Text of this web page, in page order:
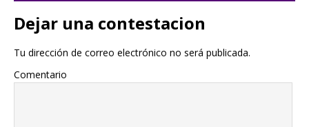
Dejar una contestacion
Tu dirección de correo electrónico no será publicada.
Comentario